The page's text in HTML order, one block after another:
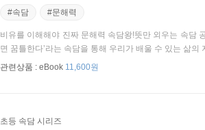
#속담 #문해력
비유를 이해해야 진짜 문해력 속담왕!뜻만 외우는 속담
면 꿈틀한다’라는 속담을 통해 우리가 배울 수 있는 삶의
관련상품 : eBook 11,600원
초등 속담 시리즈